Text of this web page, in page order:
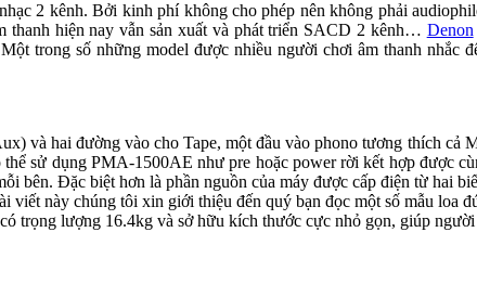
2 kênh. Bởi kinh phí không cho phép nên không phải
thanh hiện nay vẫn sản xuất và phát triển SACD 2 kênh… Denon
trong số những model được nhiều người chơi âm thanh nhắc
và hai đường vào cho Tape, một đầu vào phono tương thích cả
sử dụng PMA-1500AE như pre hoặc power rời kết hợp được
Đặc biệt hơn là phần nguồn của máy được cấp điện từ hai
này chúng tôi xin giới thiệu đến quý bạn đọc một số mẫu loa
trọng lượng 16.4kg và sở hữu kích thước cực nhỏ gọn, giúp